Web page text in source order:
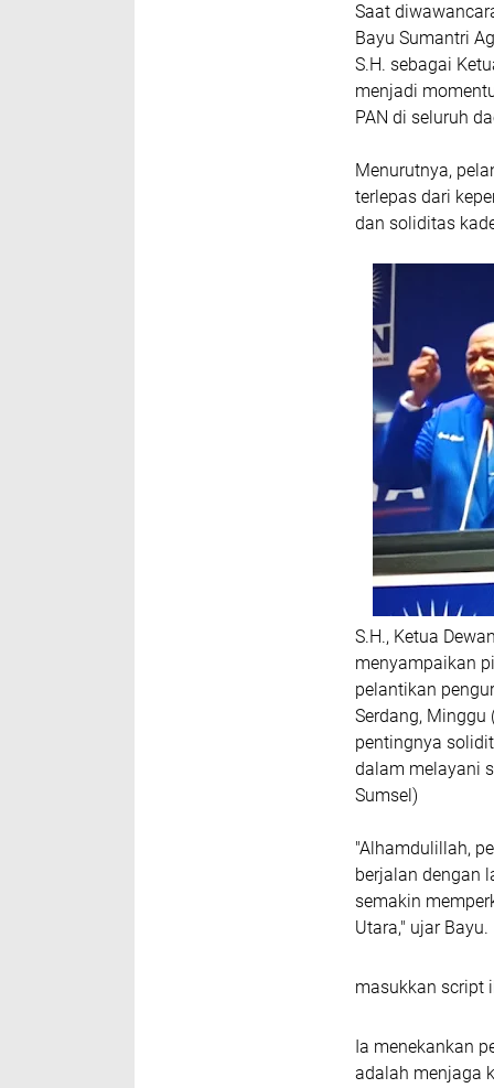
Saat
Bayu Sumantri
S.H. sebagai
menjadi
PAN di seluruh
Menurutnya,
terlepas dari
dan soliditas
S.H., Ketua
menyampaikan
pelantikan
Serdang,
pentingnya
dalam melayani
Sumsel)
"Alhamdulillah,
berjalan dengan
semakin
Utara," ujar Bayu.
masukkan script
Ia menekankan
adalah menjaga